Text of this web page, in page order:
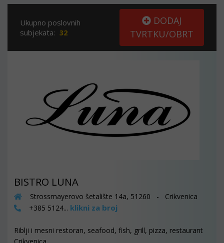
Ukupno poslovnih
subjekata: 32
DODAJ
TVRTKU/OBRT
BISTRO LUNA
Strossmayerovo šetalište 14a, 51260 - Crikvenica
+385 5124... klikni za broj
Riblji i mesni restoran, seafood, fish, grill, pizza, restaurant